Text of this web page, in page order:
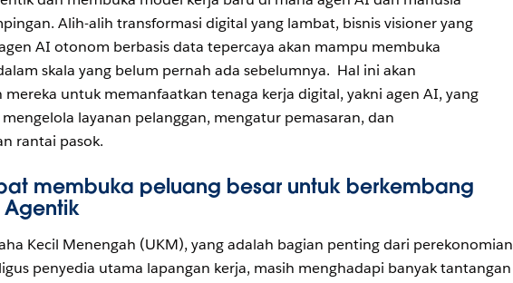
Alih-alih transformasi digital yang lambat, bisnis visioner yang
AI otonom berbasis data tepercaya akan mampu membuka
skala yang belum pernah ada sebelumnya. Hal ini akan
untuk memanfaatkan tenaga kerja digital, yakni agen AI, yang
layanan pelanggan, mengatur pemasaran, dan
rantai pasok.
membuka peluang besar untuk berkembang
Kecil Menengah (UKM), yang adalah bagian penting dari perekonomian
penyedia utama lapangan kerja, masih menghadapi banyak tantangan